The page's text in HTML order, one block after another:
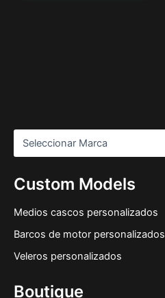
Custom Models
Medios cascos personalizados
Barcos de motor personalizados
Veleros personalizados
Boutique